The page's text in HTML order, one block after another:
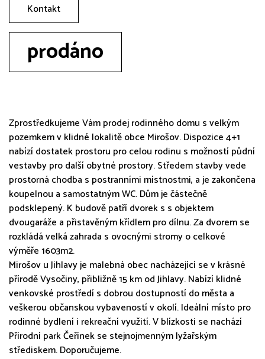
Kontakt
prodáno
Zprostředkujeme Vám prodej rodinného domu s velkým
pozemkem v klidné lokalitě obce Mirošov. Dispozice 4+1
nabízí dostatek prostoru pro celou rodinu s možností půdní
vestavby pro další obytné prostory. Středem stavby vede
prostorná chodba s postranními místnostmi, a je zakončena
koupelnou a samostatným WC. Dům je částečně
podsklepený. K budově patří dvorek s s objektem
dvougaráže a přistavěným křídlem pro dílnu. Za dvorem se
rozkládá velká zahrada s ovocnými stromy o celkové
výměře 1603m2.
Mirošov u Jihlavy je malebná obec nacházející se v krásné
přírodě Vysočiny, přibližně 15 km od Jihlavy. Nabízí klidné
venkovské prostředí s dobrou dostupností do města a
veškerou občanskou vybaveností v okolí. Ideální místo pro
rodinné bydlení i rekreační využití. V blízkosti se nachází
Přírodní park Čeřínek se stejnojmenným lyžařským
střediskem. Doporučujeme.